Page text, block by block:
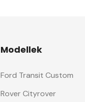
Modellek
Ford Transit Custom
Rover Cityrover